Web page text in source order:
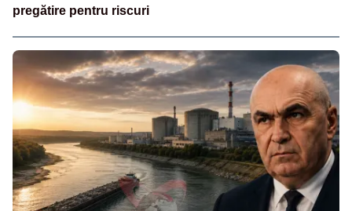
pregătire pentru riscuri